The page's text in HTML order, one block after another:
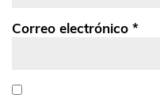
Correo electrónico *